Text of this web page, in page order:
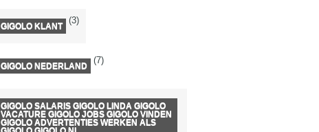
GIGOLO KLANT
(3)
GIGOLO NEDERLAND
(7)
GIGOLO SALARIS GIGOLO LINDA GIGOLO
VACATURE GIGOLO JOBS GIGOLO VINDEN
GIGOLO ADVERTENTIES WERKEN ALS